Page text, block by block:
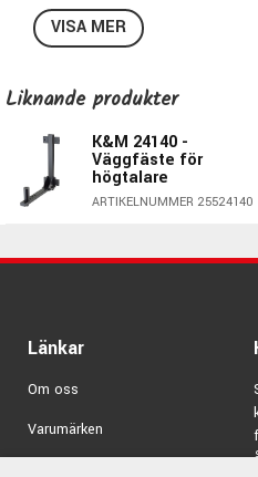
Från väggen och ut till det
420mm och du kan justera
plastilägg som du justerar via
som har ett hålfäste mellan 35
Säljes styckevis.
Färg: Svart
35-37mm.
Material: Stål
Maxbelastning: 50kg
VISA MER
Liknande produkter
K&M 24140 -
Väggfäste för
högtalare
ARTIKELNUMMER 25524140
Länkar
Om oss
Varumärken